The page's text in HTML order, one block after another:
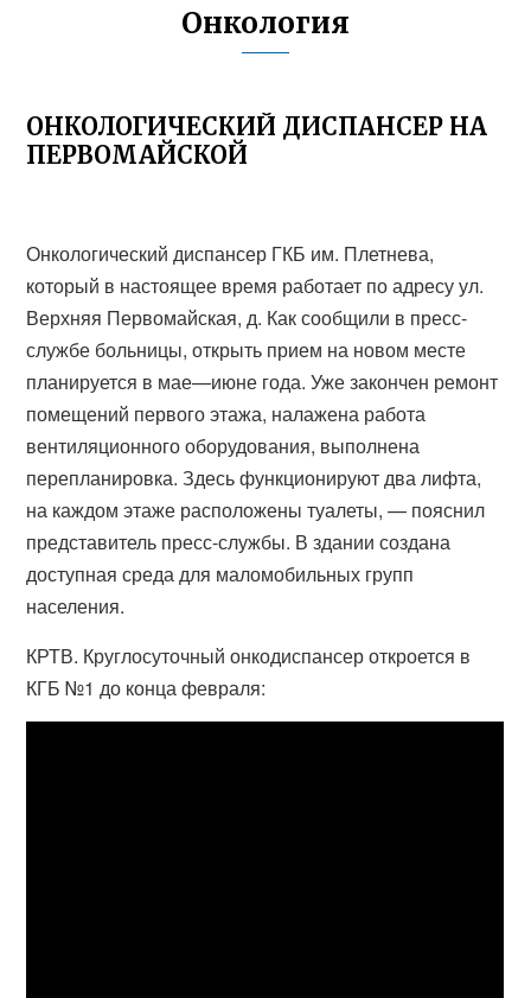
Онкология
ОНКОЛОГИЧЕСКИЙ ДИСПАНСЕР НА
ПЕРВОМАЙСКОЙ
Онкологический диспансер ГКБ им. Плетнева,
который в настоящее время работает по адресу ул.
Верхняя Первомайская, д. Как сообщили в пресс-
службе больницы, открыть прием на новом месте
планируется в мае—июне года. Уже закончен ремонт
помещений первого этажа, налажена работа
вентиляционного оборудования, выполнена
перепланировка. Здесь функционируют два лифта,
на каждом этаже расположены туалеты, — пояснил
представитель пресс-службы. В здании создана
доступная среда для маломобильных групп
населения.
КРТВ. Круглосуточный онкодиспансер откроется в
КГБ №1 до конца февраля: